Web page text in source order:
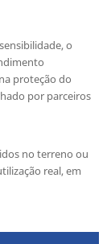
o
proteção do
por parceiros
no terreno ou
real, em